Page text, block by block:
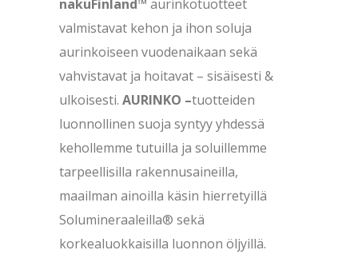
nakuFinland™ aurinkotuotteet
valmistavat kehon ja ihon soluja
aurinkoiseen vuodenaikaan sekä
vahvistavat ja hoitavat – sisäisesti &
ulkoisesti. AURINKO –tuotteiden
luonnollinen suoja syntyy yhdessä
kehollemme tutuilla ja soluillemme
tarpeellisilla rakennusaineilla,
maailman ainoilla käsin hierretyillä
Solumineraaleilla® sekä
korkealuokkaisilla luonnon öljyillä.